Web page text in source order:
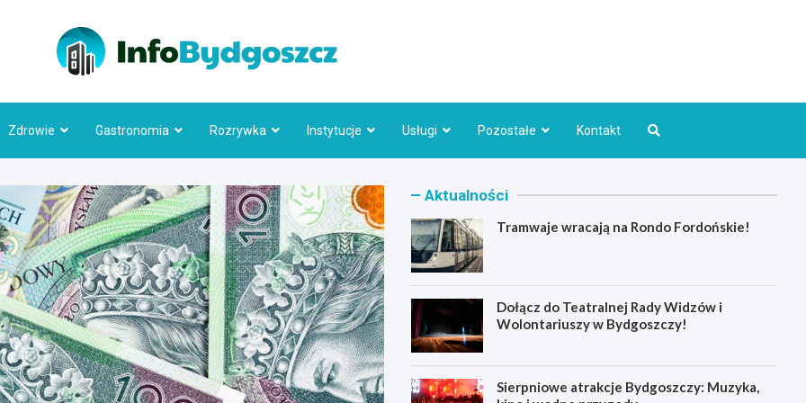
Zdrowie Gastronomia Rozrywka Instytucje Usługi Pozostałe Kontakt
Aktualności
Tramwaje wracają na Rondo Fordońskie!
Dołącz do Teatralnej Rady Widzów i
Wolontariuszy w Bydgoszczy!
Sierpniowe atrakcje Bydgoszczy: Muzyka,